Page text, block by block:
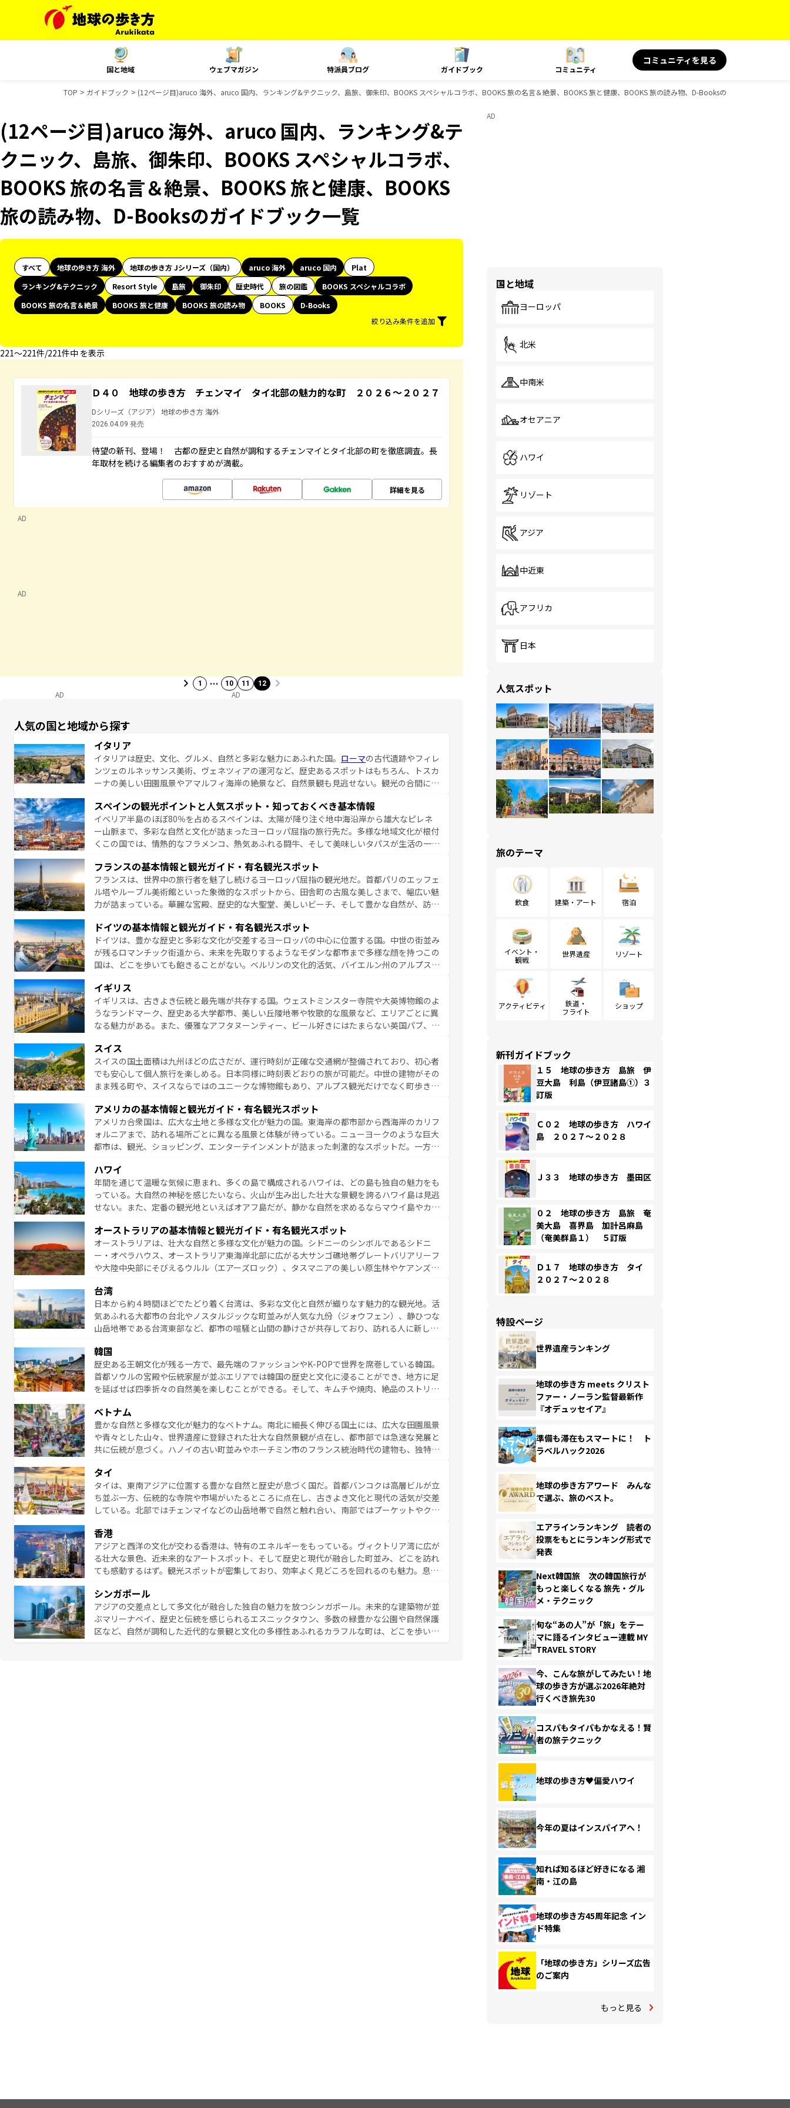
国と地域 ウェブマガジン 特派員ブログ ガイドブック コミュニティ
コミュニティを見る
TOP ガイドブック (12ページ目)aruco 海外、aruco 国内、ランキング&テクニック、島旅、御朱印、BOOKS スペシャルコラボ、BOOKS 旅の名言＆絶景、BOOKS 旅と健康、BOOKS 旅の読み物、D-Booksのガイドブック一覧
(12ページ目)aruco 海外、aruco 国内、ランキング&テ
クニック、島旅、御朱印、BOOKS スペシャルコラボ、
BOOKS 旅の名言＆絶景、BOOKS 旅と健康、BOOKS
旅の読み物、D-Booksのガイドブック一覧
すべて 地球の歩き方 海外 地球の歩き方 Jシリーズ（国内） aruco 海外 aruco 国内
Plat
ランキング&テクニック
Resort Style 島旅 御朱印 歴史時代 旅の図鑑
BOOKS スペシャルコラボ
BOOKS 旅の名言＆絶景
BOOKS 旅と健康 BOOKS 旅の読み物 BOOKS
D-Books
絞り込み条件を追加
221〜221件/221件中 を表示
Ｄ４０ 地球の歩き方 チェンマイ タイ北部の魅力的な町 ２０２６～２０２７
Dシリーズ（アジア） 地球の歩き方 海外
2026.04.09 発売
待望の新刊、登場！ 古都の歴史と自然が調和するチェンマイとタイ北部の町を徹底調査。長
年取材を続ける編集者のおすすめが満載。
詳細を見る
AD
AD
1 … 10 11 12
AD AD
人気の国と地域から探す
イタリア
イタリアは歴史、文化、グルメ、自然と多彩な魅力にあふれた国。 ローマの古代遺跡やフィレ
ンツェのルネッサンス美術、ヴェネツィアの運河など、歴史あるスポットはもちろん、トスカ
ーナの美しい田園風景やアマルフィ海岸の絶景など、自然景観も見逃せない。観光の合間に
夜眠るまで、すべての瞬間を楽しませてくれるイタリアで、忘れられない旅をしてみよう！
なお、新着のイタリア情報はコンテンツ一覧を参照してほしい。
スペインの観光ポイントと人気スポット・知っておくべき基本情報
イベリア半島のほぼ80％を占めるスペインは、太陽が降り注ぐ地中海沿岸から雄大なピレネ
ー山脈まで、多彩な自然と文化が詰まったヨーロッパ屈指の旅行先だ。多様な地域文化が根付
くこの国では、情熱的なフラメンコ、熱気あふれる闘牛、そして美味しいタパスが生活の一部
ら、地方では古代ローマ遺跡や中世の城塞都市、穏やかなビーチリゾートまで多彩な表情を見
せる。地方によって風土や気候が異なるスペインはその個性で訪れる人を魅了する。 なお、
新着のスペイン情報はコンテンツ一覧を参照してほしい。
フランスの基本情報と観光ガイド・有名観光スポット
フランスは、世界中の旅行者を魅了し続けるヨーロッパ屈指の観光地だ。首都パリのエッフェ
ル塔やルーブル美術館といった象徴的なスポットから、田舎町の古風な美しさまで、幅広い魅
力が詰まっている。華麗な宮殿、歴史的な大聖堂、美しいビーチ、そして豊かな自然が、訪れ
無形文化遺産にも登録されている。シャンパンの発祥地であるランス、プロヴァンスの香り高
いラベンダー畑など、多彩な楽しみ方が可能だ。さらに、パリ以外の地域にも魅力が溢れてお
り、どの街角にも豊かな歴史と文化が息づいている。パリ以外の個性あふれる地方に足を運ぶ
とそれぞれで全く異なる文化を体験できるだろう。 なお、新着のフランス情報はコンテンツ
ドイツの基本情報と観光ガイド・有名観光スポット
ドイツは、豊かな歴史と多彩な文化が交差するヨーロッパの中心に位置する国。中世の街並み
が残るロマンチック街道から、未来を先取りするようなモダンな都市まで多様な顔を持つこの
国は、どこを歩いても飽きることがない。ベルリンの文化的活気、バイエルン州のアルプスの
ら地元の人と過ごす楽しい時間は、お酒好きな人にはぜひ体験してほしい。 なお、新着のド
イツ情報はコンテンツ一覧を参照してほしい。
イギリス
イギリスは、古きよき伝統と最先端が共存する国。ウェストミンスター寺院や大英博物館のよ
うなランドマーク、歴史ある大学都市、美しい丘陵地帯や牧歌的な風景など、エリアごとに異
なる魅力がある。また、優雅なアフタヌーンティー、ビール好きにはたまらない英国パブ、サ
お、新着のイギリス情報は
スイス
スイスの国土面積は九州ほどの広さだが、運行時刻が正確な交通網が整備されており、初心者
でも安心して個人旅行を楽しめる。日本同様に時刻表どおりの旅が可能だ。中世の建物がその
まま残る町や、スイスならではのユニークな博物館もあり、アルプス観光だけでなく町歩きも
ービスもあり、うまく活用すれば市内交通費無料で観光を楽しむこともできる。 なお、新着
のスイス情報はコンテンツ一覧 を参照してほしい。
アメリカの基本情報と観光ガイド・有名観光スポット
アメリカ合衆国は、広大な土地と多様な文化が魅力の国。東海岸の都市部から西海岸のカリフ
ォルニアまで、訪れる場所ごとに異なる風景と体験が待っている。ニューヨークのような巨大
都市は、観光、ショッピング、エンターテインメントが詰まった刺激的なスポットだ。一方、
絶景が堪能できる。さらに、南部のニューオーリンズでは、音楽と美食が融合した独特の文化
が魅力。旅行者はアメリカの各地域で異なる魅力を楽しみながら、その多様性と豊かな歴史を
感じることができるだろう。車でのロードトリップや列車の旅も、アメリカならではの贅沢な
旅のスタイルだ。 なお、新着のアメリカ情報はコンテンツ一覧を参照してほしい。
ハワイ
年間を通じて温暖な気候に恵まれ、多くの島で構成されるハワイは、どの島も独自の魅力をも
っている。大自然の神秘を感じたいなら、火山が生み出した壮大な景観を誇るハワイ島は見逃
せない。また、定番の観光地といえばオアフ島だが、静かな自然を求めるならマウイ島やカウ
る。「アロハスピリット」と呼ばれるおもてなしの心で訪れる人々を迎えてくれるハワイの
人々、おいしいローカルフードやハワイアンミュージック、伝統的なフラダンスなど、すべて
がハワイの魅力を彩っている。訪れるたびに新しい発見と感動が待っているハワイを、存分に
味わってほしい。 なお、新着のハワイ情報はコンテンツ一覧を参照してほしい。
オーストラリアの基本情報と観光ガイド・有名観光スポット
オーストラリアは、壮大な自然と多様な文化が魅力の国。シドニーのシンボルであるシドニ
ー・オペラハウス、オーストラリア東海岸北部に広がる大サンゴ礁地帯グレートバリアリーフ
や大陸中央部にそびえるウルル（エアーズロック）、タスマニアの美しい原生林やケアンズの
豊かで、美味しいものであふれている。アクティビティも充実しており、サーフィンやダイビ
ング、ハイキングなど、アウトドア好きにはたまらない。オーストラリアの多彩な魅力を存分
に味わいつくそう。 なお、新着のオーストラリア情報はコンテンツ一覧を参照してほしい。
台湾
日本から約４時間ほどでたどり着く台湾は、多彩な文化と自然が織りなす魅力的な観光地。活
気あふれる大都市の台北やノスタルジックな町並みが人気な九份（ジォウフェン）、静ひつな
山岳地帯である台湾東部など、都市の喧騒と山間の静けさが共存しており、訪れる人に新しい
から高級料理、ヘルシーで美容にもいいと評判のスイーツなど、バラエティ豊かな料理が味わ
える。 なお、新着の台湾情報はコンテンツ一覧を参照してほしい。
韓国
歴史ある王朝文化が残る一方で、最先端のファッションやK-POPで世界を席巻している韓国。
首都ソウルの宮殿や伝統家屋が並ぶエリアでは韓国の歴史と文化に浸ることができ、地方に足
を延ばせば四季折々の自然美を楽しむことができる。そして、キムチや焼肉、絶品のストリー
能できる。あたたかいホスピタリティに包まれながら、韓国の多彩な魅力を心ゆくまで味わっ
てみてほしい。 なお、新着の韓国情報はコンテンツ一覧を参照してほしい。
ベトナム
豊かな自然と多様な文化が魅力的なベトナム。南北に細長く伸びる国土には、広大な田園風景
や青々とした山々、世界遺産に登録された壮大な自然景観が点在し、都市部では急速な発展と
共に伝統が息づく。ハノイの古い町並みやホーチミン市のフランス統治時代の建物も、独特の
まないベトナム料理も魅力のひとつ。フォーやバインミー、ベトナムコーヒーなどは、ぜひ現
地で味わいたい。どの地域を訪れてもあたたかい人々が旅行者を迎えてくれるので、きっと忘
れられない旅になるはずだ。 なお、新着のベトナム情報はコンテンツ一覧を参照してほし
い。
タイ
タイは、東南アジアに位置する豊かな自然と歴史が息づく国だ。首都バンコクは高層ビルが立
ち並ぶ一方、伝統的な寺院や市場がいたるところに点在し、古きよき文化と現代の活気が交差
している。北部ではチェンマイなどの山岳地帯で自然と触れ合い、南部ではプーケットやクラ
ら高級レストランまで味覚を刺激する。気候は一年中温暖で、どの季節にも異なる楽しみが待
っている。親しみやすいタイの人々、仏教を中心とした文化、そして多様な観光資源が、訪れ
る旅人を魅了し続ける。 なお、新着のタイ情報はコンテンツ一覧を参照してほしい。
香港
アジアと西洋の文化が交わる香港は、特有のエネルギーをもっている。ヴィクトリア湾に広が
る壮大な景色、近未来的なアートスポット、そして歴史と現代が融合した町並み、どこを訪れ
ても感動するはず。観光スポットが密集しており、効率よく見どころを回れるのも魅力。息を
報はコンテンツ一覧
シンガポール
アジアの交差点として多文化が融合した独自の魅力を放つシンガポール。未来的な建築物が並
ぶマリーナベイ、歴史と伝統を感じられるエスニックタウン、多数の緑豊かな公園や自然保護
区など、自然が調和した近代的な景観と文化の多様性あふれるカラフルな町は、どこを歩いて
AD
国と地域
ヨーロッパ
北米
中南米
オセアニア
ハワイ
リゾート
アジア
中近東
アフリカ
日本
人気スポット
旅のテーマ
飲食 建築・アート 宿泊
イベント・
観戦
世界遺産 リゾート
アクティビティ
鉄道・
フライト
ショップ
新刊ガイドブック
１５ 地球の歩き方 島旅 伊
豆大島 利島（伊豆諸島①）３
訂版
Ｃ０２ 地球の歩き方 ハワイ
島 ２０２７～２０２８
Ｊ３３ 地球の歩き方 墨田区
０２ 地球の歩き方 島旅 奄
美大島 喜界島 加計呂麻島
（奄美群島１） ５訂版
Ｄ１７ 地球の歩き方 タイ
２０２７～２０２８
特設ページ
世界遺産ランキング
地球の歩き方 meets クリスト
ファー・ノーラン監督最新作
『オデュッセイア』
準備も滞在もスマートに！ ト
ラベルハック2026
地球の歩き方アワード みんな
で選ぶ、旅のベスト。
エアラインランキング 読者の
投票をもとにランキング形式で
発表
Next韓国旅 次の韓国旅行が
もっと楽しくなる 旅先・グル
メ・テクニック
旬な“あの人”が「旅」をテー
マに語るインタビュー連載 MY
TRAVEL STORY
今、こんな旅がしてみたい！地
球の歩き方が選ぶ2026年絶対
行くべき旅先30
コスパもタイパもかなえる！賢
者の旅テクニック
地球の歩き方♥偏愛ハワイ
今年の夏はインスパイアへ！
知れば知るほど好きになる 湘
南・江の島
地球の歩き方45周年記念 イン
ド特集
「地球の歩き方」シリーズ広告
のご案内
もっと見る